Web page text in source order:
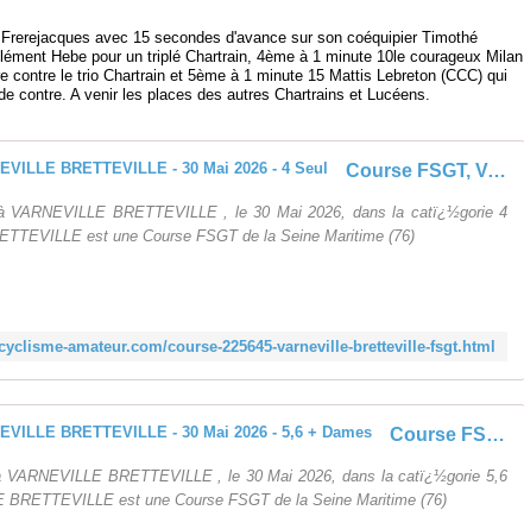
avec 15 secondes d'avance sur son coéquipier Timothé
Hebe pour un triplé Chartrain, 4ème à 1 minute 10le courageux Milan
contre le trio Chartrain et 5ème à 1 minute 15 Mattis Lebreton (CCC) qui
contre. A venir les places des autres Chartrains et Lucéens.
Course FSGT, VARNEVILLE BRETTEVILLE - 30 Mai 2026 - 4 Seul
VARNEVILLE BRETTEVILLE , le 30 Mai 2026, dans la catï¿½gorie 4
est une Course FSGT de la Seine Maritime (76)
amateur.com/course-225645-varneville-bretteville-fsgt.html
Course FSGT, VARNEVILLE BRETTEVILLE - 30 Mai 2026 - 5,6 + Dames
VARNEVILLE BRETTEVILLE , le 30 Mai 2026, dans la catï¿½gorie 5,6
BRETTEVILLE est une Course FSGT de la Seine Maritime (76)